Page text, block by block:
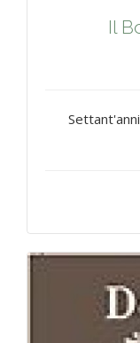
Il